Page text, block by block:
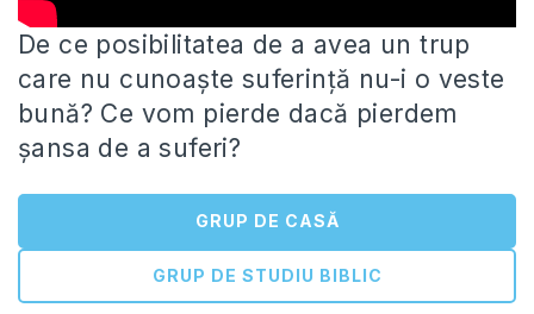
De ce posibilitatea de a avea un trup
care nu cunoaște suferință nu-i o veste
bună? Ce vom pierde dacă pierdem
șansa de a suferi?
GRUP DE CASĂ
GRUP DE STUDIU BIBLIC